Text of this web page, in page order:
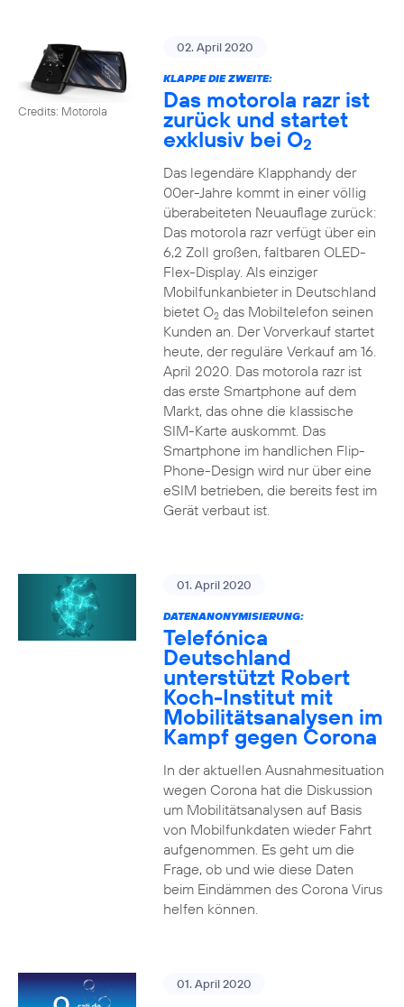
Credits: Motorola
02. April 2020
KLAPPE DIE ZWEITE:
Das motorola razr ist
zurück und startet
exklusiv bei O2
Das legendäre Klapphandy der
00er-Jahre kommt in einer völlig
überabeiteten Neuauflage zurück:
Das motorola razr verfügt über ein
6,2 Zoll großen, faltbaren OLED-
Flex-Display. Als einziger
Mobilfunkanbieter in Deutschland
bietet O2das Mobiltelefon seinen
Kunden an. Der Vorverkauf startet
heute, der reguläre Verkauf am 16.
April 2020. Das motorola razr ist
das erste Smartphone auf dem
Markt, das ohne die klassische
SIM-Karte auskommt. Das
Smartphone im handlichen Flip-
Phone-Design wird nur über eine
eSIM betrieben, die bereits fest im
Gerät verbaut ist.
01. April 2020
DATENANONYMISIERUNG:
Telefónica
Deutschland
unterstützt Robert
Koch-Institut mit
Mobilitätsanalysen im
Kampf gegen Corona
In der aktuellen Ausnahmesituation
wegen Corona hat die Diskussion
um Mobilitätsanalysen auf Basis
von Mobilfunkdaten wieder Fahrt
aufgenommen. Es geht um die
Frage, ob und wie diese Daten
beim Eindämmen des Corona Virus
helfen können.
01. April 2020